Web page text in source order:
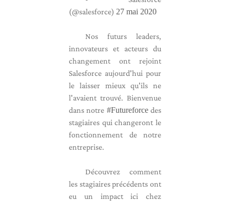
(@salesforce) 27 mai 2020
Nos futurs leaders,
innovateurs et acteurs du
changement ont rejoint
Salesforce aujourd'hui pour
le laisser mieux qu'ils ne
l'avaient trouvé. Bienvenue
dans notre #Futureforcedes
stagiaires qui changeront le
fonctionnement de notre
entreprise.
Découvrez comment
les stagiaires précédents ont
eu un impact ici chez